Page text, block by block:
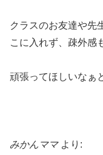
クラスのお友達や先
こに入れず、疎外感
頑張ってほしいなぁ
みかんママ より: